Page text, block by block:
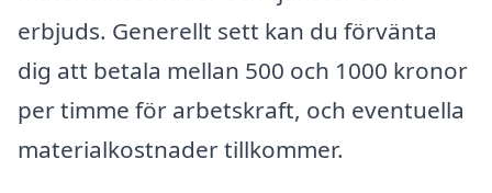
erbjuds. Generellt sett kan du förvänta
dig att betala mellan 500 och 1000 kronor
per timme för arbetskraft, och eventuella
materialkostnader tillkommer.